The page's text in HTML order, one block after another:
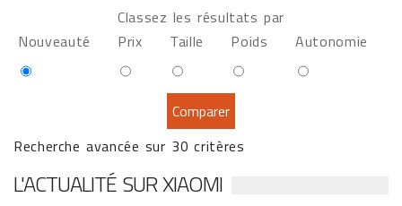
Classez les résultats par
Nouveauté
Prix Taille Poids Autonomie
Recherche avancée sur 30 critères
L'ACTUALITÉ SUR XIAOMI